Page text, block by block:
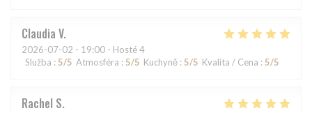
Claudia V
2026-07-02 - 19:00 - Hosté 4
Služba : 5/5 Atmosféra : 5/5 Kuchyně : 5/5 Kvalita / Cena : 5/5
Rachel S